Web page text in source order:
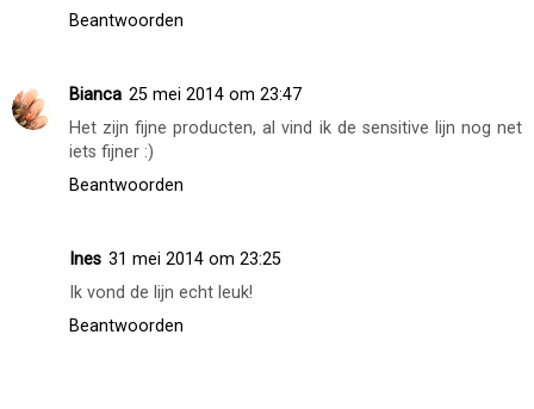
Beantwoorden
Bianca 25 mei 2014 om 23:47
Het zijn fijne producten, al vind ik de sensitive lijn nog net
iets fijner :)
Beantwoorden
Ines 31 mei 2014 om 23:25
Ik vond de lijn echt leuk!
Beantwoorden